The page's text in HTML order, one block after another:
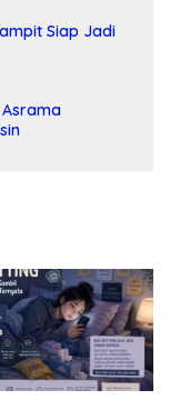
Siap Jadi